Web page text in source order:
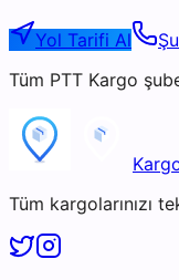
Yol Tarifi Al
Tüm PTT Kargo
Tüm kargolarınızı